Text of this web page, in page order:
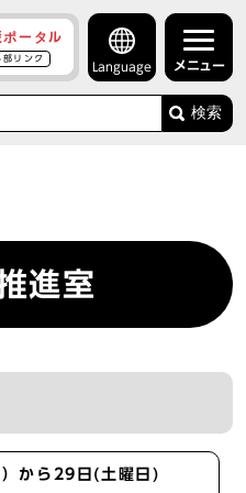
ポータル
部リンク
Language メニュー
検索
進室
から29日(土曜日)